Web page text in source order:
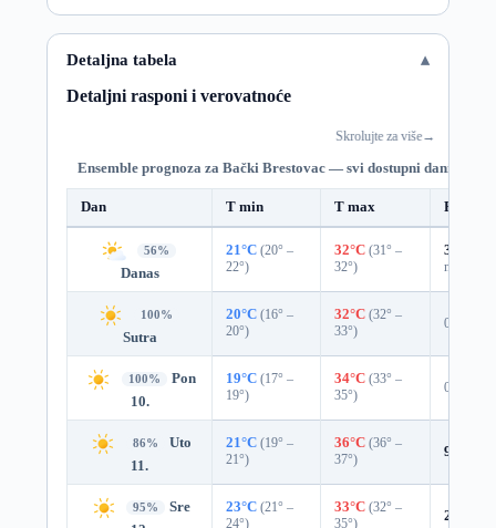
Detaljna tabela
Detaljni rasponi i verovatnoće
Skrolujte za više→
Ensemble prognoza za Bački Brestovac — svi dostupni dani
Dan T min T max
56%
Danas
21°C (20° –
22°)
32°C (31° –
32°)
30%
mm)
100%
Sutra
20°C (16° –
20°)
32°C (32° –
33°)
0%
100%
Pon
10.
19°C (17° –
19°)
34°C (33° –
35°)
0%
86%
Uto
11.
21°C (19° –
21°)
36°C (36° –
37°)
9%
95%
Sre
23°C (21° –
24°)
33°C (32° –
35°)
2%